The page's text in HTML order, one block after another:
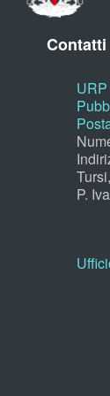
Contatti
P.